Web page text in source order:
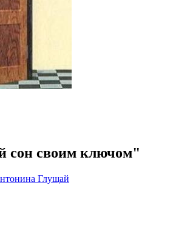
сон своим ключом"
Глущай